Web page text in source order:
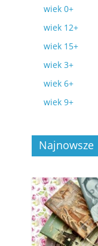
wiek 0+
wiek 12+
wiek 15+
wiek 3+
wiek 6+
wiek 9+
Najnowsze